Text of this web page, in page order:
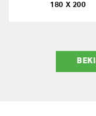
180 X 200